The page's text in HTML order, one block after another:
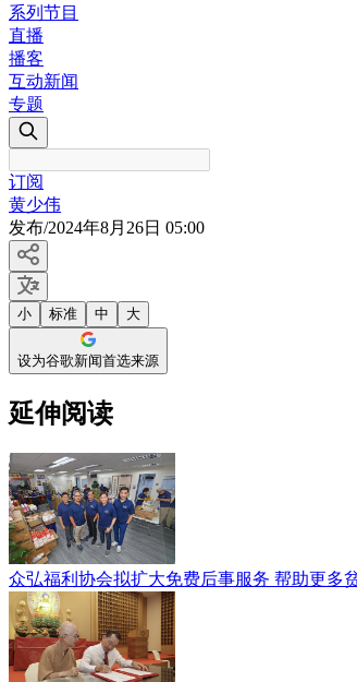
系列节目
直播
播客
互动新闻
专题
订阅
黄少伟
发布/2024年8月26日 05:00
小 标准 中 大
设为谷歌新闻首选来源
延伸阅读
众弘福利协会拟扩大免费后事服务 帮助更多